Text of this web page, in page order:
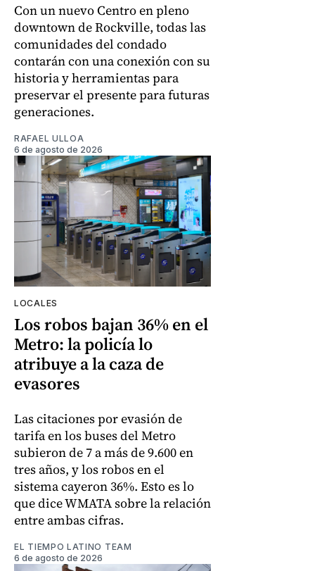
Con un nuevo Centro en pleno
downtown de Rockville, todas las
comunidades del condado
contarán con una conexión con su
historia y herramientas para
preservar el presente para futuras
generaciones.
RAFAEL ULLOA
6 de agosto de 2026
LOCALES
Los robos bajan 36% en el
Metro: la policía lo
atribuye a la caza de
evasores
Las citaciones por evasión de
tarifa en los buses del Metro
subieron de 7 a más de 9.600 en
tres años, y los robos en el
sistema cayeron 36%. Esto es lo
que dice WMATA sobre la relación
entre ambas cifras.
EL TIEMPO LATINO TEAM
6 de agosto de 2026